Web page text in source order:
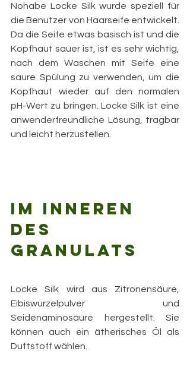
Nohabe Locke Silk wurde speziell für
die Benutzer von Haarseife entwickelt.
Da die Seife etwas basisch ist und die
Kopfhaut sauer ist, ist es sehr wichtig,
nach dem Waschen mit Seife eine
saure Spülung zu verwenden, um die
Kopfhaut wieder auf den normalen
pH-Wert zu bringen. Locke Silk ist eine
anwenderfreundliche Lösung, tragbar
und leicht herzustellen.
Im Inneren
des
Granulats
Locke Silk wird aus Zitronensäure,
Eibiswurzelpulver und
Seidenaminosäure hergestellt. Sie
können auch ein ätherisches Öl als
Duftstoff wählen.